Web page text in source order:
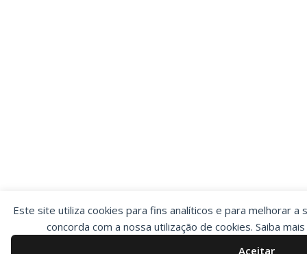
Este site utiliza cookies para fins analíticos e para melhorar a
concorda com a nossa utilização de cookies. Saiba
Aceitar